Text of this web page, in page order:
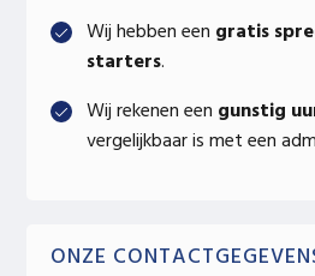
Wij hebben een gratis
starters.
Wij rekenen een gunstig
vergelijkbaar is met een
ONZE